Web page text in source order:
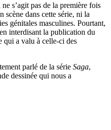
s’agit pas de la première fois
scène dans cette série, ni la
génitales masculines. Pourtant,
interdisant la publication du
qui a valu à celle-ci des
parlé de la série Saga,
dessinée qui nous a